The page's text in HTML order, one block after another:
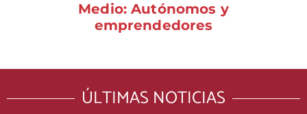
Medio: Autónomos y
emprendedores
ÚLTIMAS NOTICIAS